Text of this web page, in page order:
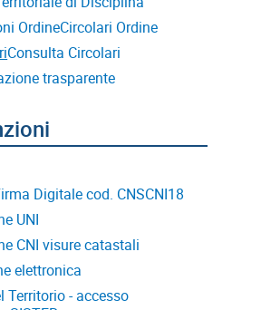
OrdineCircolari Ordine
Consulta Circolari
trasparente
Digitale cod. CNSCNI18
UNI
CNI visure catastali
elettronica
Territorio - accesso